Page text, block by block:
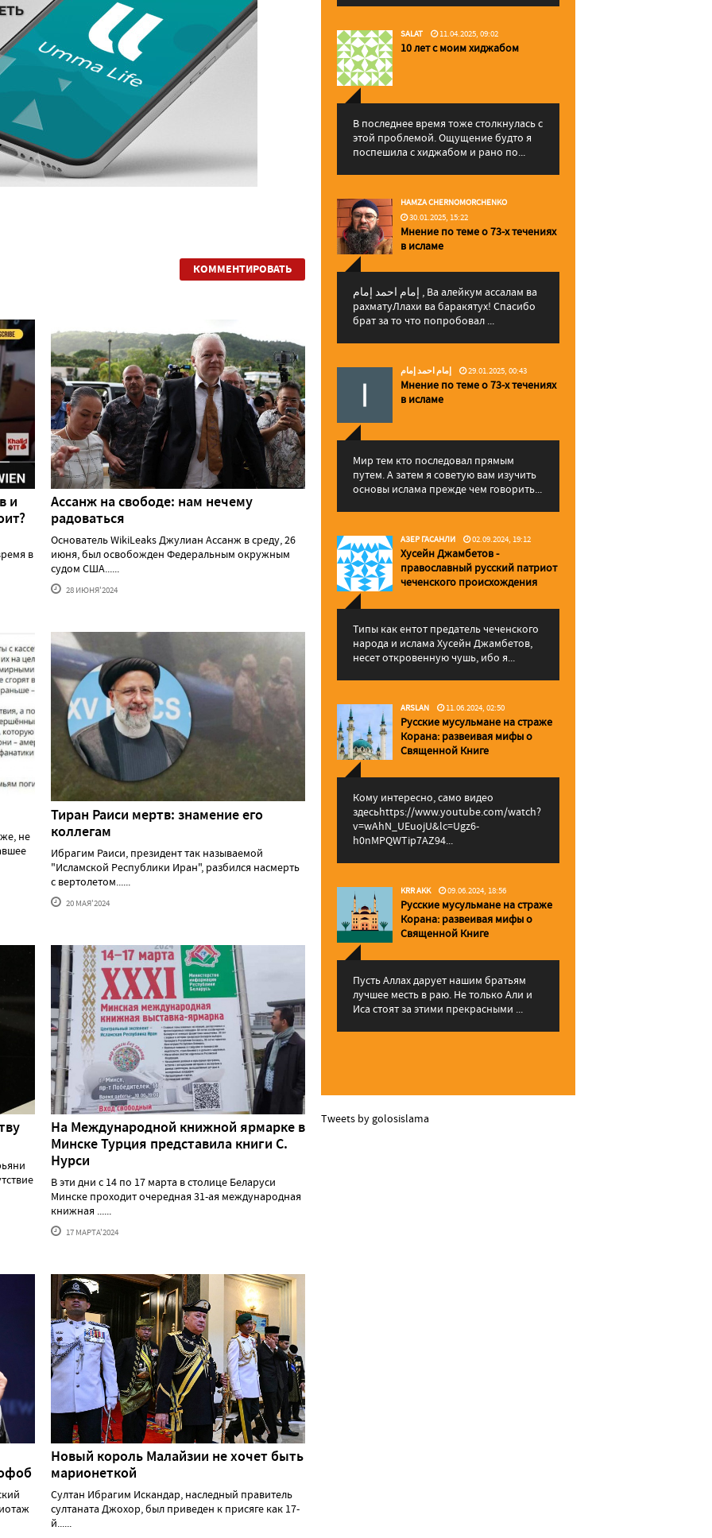
КОММЕНТИРОВАТЬ
и
в
Ассанж на свободе: нам нечему
радоваться
Основатель WikiLeaks Джулиан Ассанж в среду, 26
июня, был освобожден Федеральным окружным
судом США......
28 ИЮНЯ'2024
не
Тиран Раиси мертв: знамение его
коллегам
Ибрагим Раиси, президент так называемой
"Исламской Республики Иран", разбился насмерть
с вертолетом......
20 МАЯ'2024
На Международной книжной ярмарке в
Минске Турция представила книги С.
Нурси
В эти дни с 14 по 17 марта в столице Беларуси
Минске проходит очередная 31-ая международная
книжная ......
17 МАРТА'2024
Новый король Малайзии не хочет быть
марионеткой
Султан Ибрагим Искандар, наследный правитель
султаната Джохор, был приведен к присяге как 17-
й......
SALAT 11.04.2025, 09:02
10 лет с моим хиджабом
В последнее время тоже столкнулась с
этой проблемой. Ощущение будто я
поспешила с хиджабом и рано по...
HAMZA CHERNOMORCHENKO
30.01.2025, 15:22
Мнение по теме о 73-х течениях
в исламе
إمام احمد إمام , Ва алейкум ассалам ва
рахматуЛлахи ва баракятух! Спасибо
брат за то что попробовал ...
إمام احمد إمام 29.01.2025, 00:43
Мнение по теме о 73-х течениях
в исламе
Мир тем кто последовал прямым
путем. А затем я советую вам изучить
основы ислама прежде чем говорить...
АЗЕР ГАСАНЛИ 02.09.2024, 19:12
Хусейн Джамбетов -
православный русский патриот
чеченского происхождения
Типы как ентот предатель чеченского
народа и ислама Хусейн Джамбетов,
несет откровенную чушь, ибо я...
ARSLAN 11.06.2024, 02:50
Русские мусульмане на страже
Корана: pазвеивая мифы о
Священной Книге
Кому интересно, само видео
здесьhttps://www.youtube.com/watch?
v=wAhN_UEuojU&lc=Ugz6-
h0nMPQWTip7AZ94...
KRR AKK 09.06.2024, 18:56
Русские мусульмане на страже
Корана: pазвеивая мифы о
Священной Книге
Пусть Аллах дарует нашим братьям
лучшее месть в раю. Не только Али и
Иса стоят за этими прекрасными ...
Tweets by golosislama